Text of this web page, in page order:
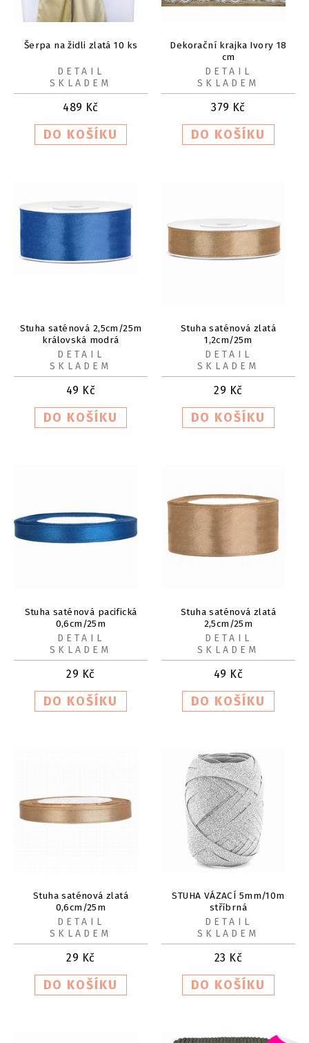
Šerpa na židli zlatá 10 ks
489 Kč
DETAIL
SKLADEM
Dekorační krajka Ivory 18
cm
379 Kč
DETAIL
SKLADEM
Stuha saténová 2,5cm/25m
královská modrá
49 Kč
DETAIL
SKLADEM
Stuha saténová zlatá
1,2cm/25m
29 Kč
DETAIL
SKLADEM
Stuha saténová pacifická
0,6cm/25m
29 Kč
DETAIL
SKLADEM
Stuha saténová zlatá
2,5cm/25m
49 Kč
DETAIL
SKLADEM
Stuha saténová zlatá
0,6cm/25m
29 Kč
DETAIL
SKLADEM
STUHA VÁZACÍ 5mm/10m
stříbrná
23 Kč
DETAIL
SKLADEM